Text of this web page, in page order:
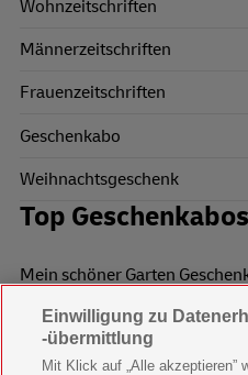
Wohnzeitschriften
Männerzeitschriften
Frauenzeitschriften
Geschenkabo
Weihnachtsgeschenk
Top Geschenkabos
Mein schöner Garten
Wohnen & Garten
Mein schönes Land
Einwilligung zu
-übermittlung
Mit Klick auf „Alle akzeptieren”